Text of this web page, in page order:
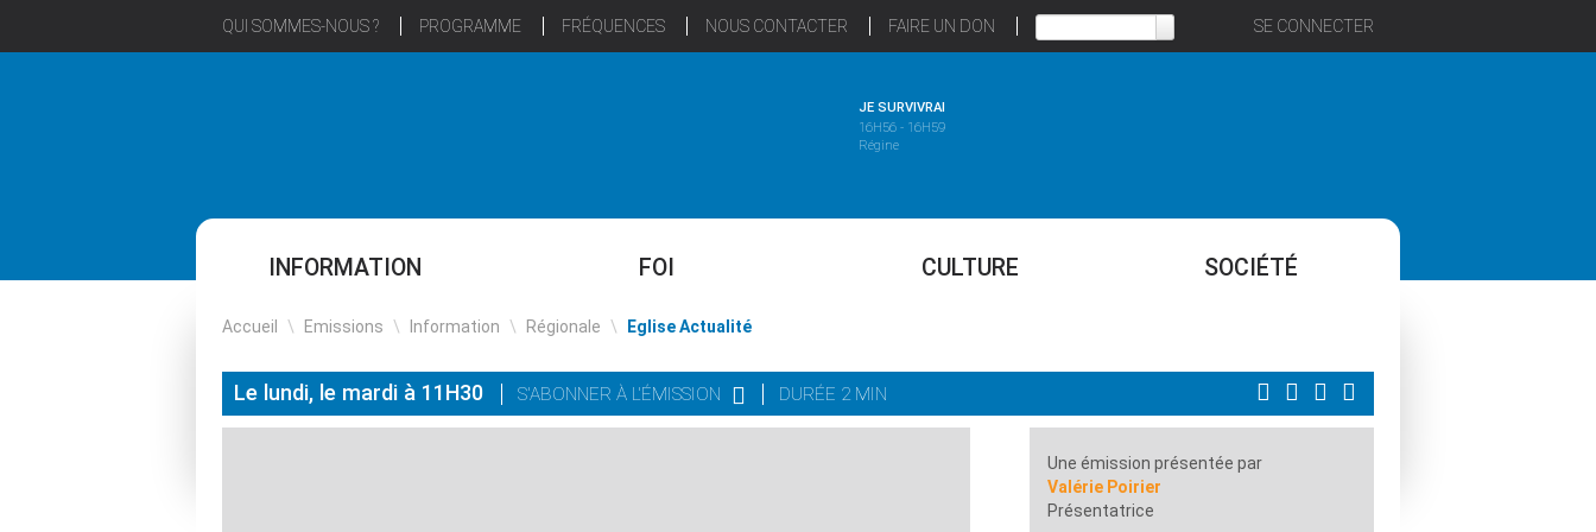
QUI SOMMES-NOUS ? PROGRAMME FRÉQUENCES NOUS CONTACTER FAIRE UN DON SE CONNECTER
JE SURVIVRAI
16H56 - 16H59
Régine
INFORMATION FOI CULTURE SOCIÉTÉ
Accueil \ Emissions \ Information \ Régionale \ Eglise Actualité
Le lundi, le mardi à 11H30 S'ABONNER À L'ÉMISSION DURÉE 2 MIN
Une émission présentée par
Valérie Poirier
Présentatrice